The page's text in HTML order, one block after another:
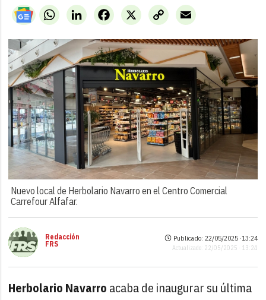
WhatsAppLinkedIn X
Facebook
Copy
Link
Email
Nuevo local de Herbolario Navarro en el Centro Comercial
Carrefour Alfafar.
Redacción
FRS
Publicado: 22/05/2025 ·13:24
Actualizado: 22/05/2025 · 13:24
Herbolario Navarro acaba de inaugurar su última